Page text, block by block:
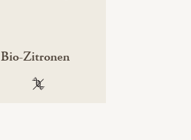
Bio-Zitronen
100 % gentechnikfrei